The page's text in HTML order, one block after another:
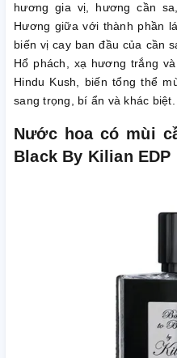
hương gia vị, hương cần
Hương giữa với thành phần
biến vị cay ban đầu của cần
Hổ phách, xạ hương trắng
Hindu Kush, biến tổng thể
sang trọng, bí ẩn và khác biệt.
Nước hoa có mùi
Black By Kilian EDP